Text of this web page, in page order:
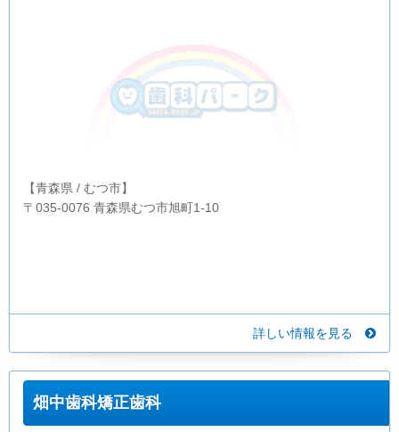
【青森県 / むつ市】
〒035-0076 青森県むつ市旭町1-10
詳しい情報を見る
畑中歯科矯正歯科